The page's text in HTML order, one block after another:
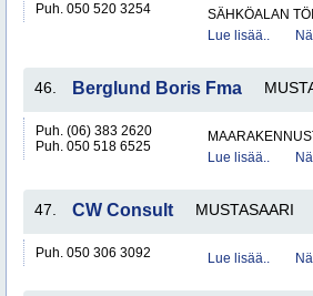
Puh. 050 520 3254
SÄHKÖALAN
Lue lisää..
46. Berglund Boris Fma
Puh. (06) 383 2620
Puh. 050 518 6525
Lue lisää..
47. CW Consult MUSTASAARI
Puh. 050 306 3092 Lue lisää..